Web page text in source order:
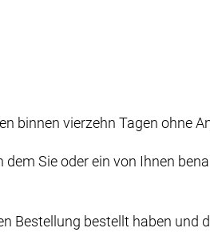
binnen vierzehn Tagen ohne
Sie oder ein von Ihnen
Bestellung bestellt haben und